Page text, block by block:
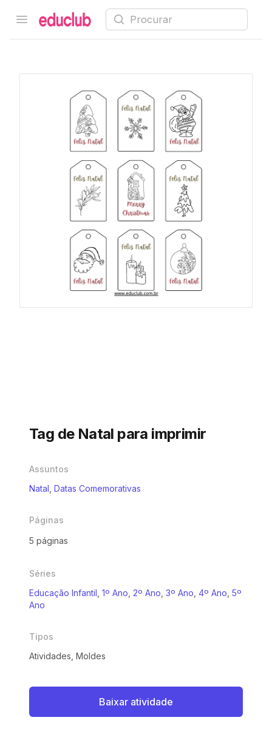
Open menu
Educlub Procurar
Tag de Natal para imprimir
Assuntos
Natal Datas Comemorativas
Páginas
5 páginas
Séries
Educação Infantil 1º Ano 2º Ano 3º Ano 4º Ano 5º
Ano
Tipos
Atividades, Moldes
Baixar atividade